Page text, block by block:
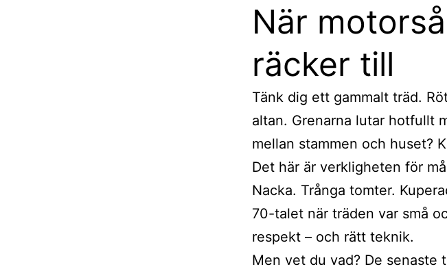
När
räcker till
Tänk dig ett gammalt träd.
altan. Grenarna lutar hotfullt
mellan stammen och huset?
Det här är verkligheten för
Nacka. Trånga tomter.
70-talet när träden var små
respekt – och rätt teknik.
Men vet du vad? De senaste